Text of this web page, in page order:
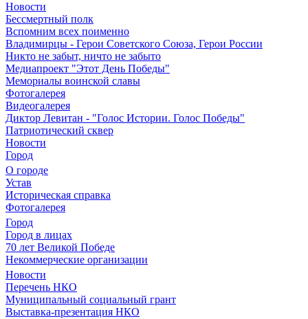
Новости
Бессмертный полк
Вспомним всех поименно
Владимирцы - Герои Советского Союза, Герои России
Никто не забыт, ничто не забыто
Медиапроект "Этот День Победы"
Мемориалы воинской славы
Фотогалерея
Видеогалерея
Диктор Левитан - "Голос Истории. Голос Победы"
Патриотический сквер
Новости
Город
О городе
Устав
Историческая справка
Фотогалерея
Город
Город в лицах
70 лет Великой Победе
Некоммерческие организации
Новости
Перечень НКО
Муниципальный социальный грант
Выставка-презентация НКО